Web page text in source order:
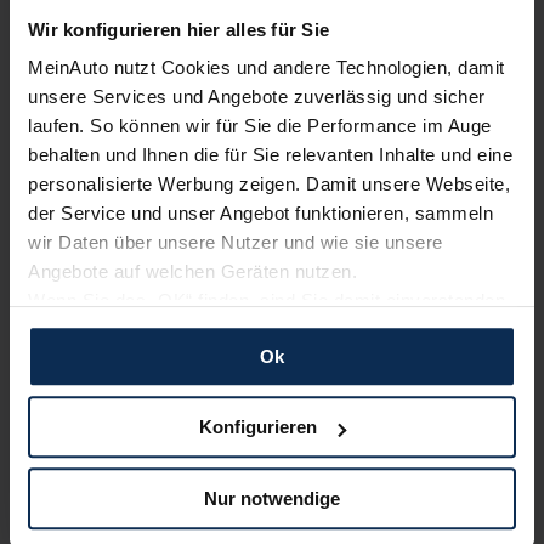
Wir konfigurieren hier alles für Sie
MeinAuto nutzt Cookies und andere Technologien, damit
unsere Services und Angebote zuverlässig und sicher
laufen. So können wir für Sie die Performance im Auge
behalten und Ihnen die für Sie relevanten Inhalte und eine
personalisierte Werbung zeigen. Damit unsere Webseite,
der Service und unser Angebot funktionieren, sammeln
wir Daten über unsere Nutzer und wie sie unsere
Angebote auf welchen Geräten nutzen.
und erlauben uns Cookies für unseren Service zu
verwenden und diese Daten an Dritte weiterzugeben,
etwa an unsere Marketingpartner. Falls Sie dem nicht
zustimmen möchten, beschränken wir uns auf die
dann nicht auf Sie zuschneiden und Sie somit nicht
perfekt auf dem Weg zu Ihrem Neuwagen unterstützen.
Sie können die Einstellungen jederzeit anpassen oder
Ok
Konfigurieren
Nur notwendige
Neuwagenmarkt in Deutschland. Unsere Kunden haben
dadurch ihr Wunschauto zum Top-Rabatt erhalten und
Sehen Sie sich unsere Bewertungen an:
Erfahren Sie mehr über das Urteil unserer Kunden